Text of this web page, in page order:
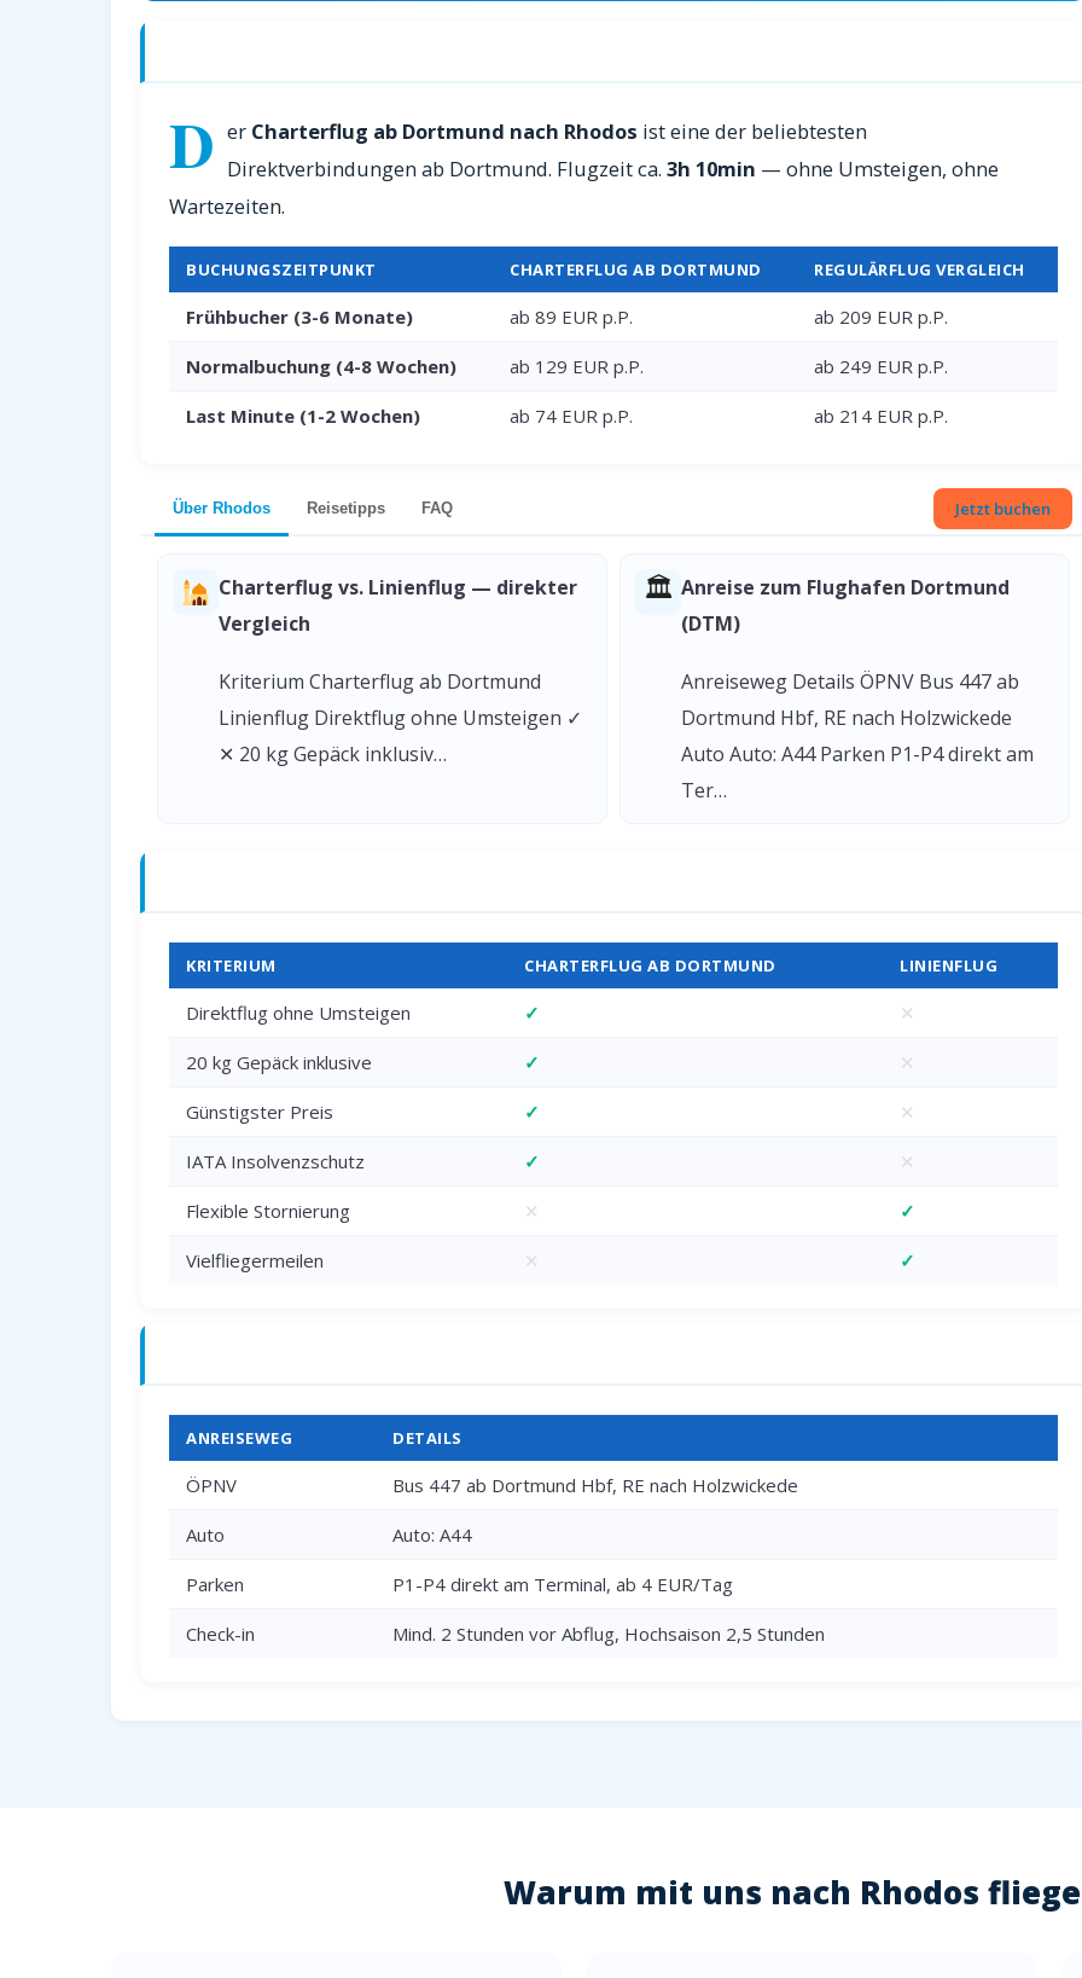
D er Charterflug ab Dortmund nach Rhodos ist eine der beliebtesten
Direktverbindungen ab Dortmund. Flugzeit ca. 3h 10min — ohne Umsteigen, ohne
Wartezeiten.
BUCHUNGSZEITPUNKT CHARTERFLUG AB DORTMUND REGULÄRFLUG VERGLEICH
Frühbucher (3-6 Monate) ab 89 EUR p.P. ab 209 EUR p.P.
Normalbuchung (4-8 Wochen) ab 129 EUR p.P. ab 249 EUR p.P.
Last Minute (1-2 Wochen) ab 74 EUR p.P. ab 214 EUR p.P.
Über Rhodos Reisetipps FAQ Jetzt buchen
Charterflug vs. Linienflug — direkter
Vergleich
Kriterium Charterflug ab Dortmund
Linienflug Direktflug ohne Umsteigen ✓
✕ 20 kg Gepäck inklusiv…
🏛 Anreise zum Flughafen Dortmund
(DTM)
Anreiseweg Details ÖPNV Bus 447 ab
Dortmund Hbf, RE nach Holzwickede
Auto Auto: A44 Parken P1-P4 direkt am
Ter…
KRITERIUM CHARTERFLUG AB DORTMUND LINIENFLUG
Direktflug ohne Umsteigen ✓ ✕
20 kg Gepäck inklusive ✓ ✕
Günstigster Preis ✓ ✕
IATA Insolvenzschutz ✓ ✕
Flexible Stornierung ✕ ✓
Vielfliegermeilen ✕ ✓
ANREISEWEG DETAILS
ÖPNV Bus 447 ab Dortmund Hbf, RE nach Holzwickede
Auto Auto: A44
Parken P1-P4 direkt am Terminal, ab 4 EUR/Tag
Check-in Mind. 2 Stunden vor Abflug, Hochsaison 2,5 Stunden
Warum mit uns nach Rhodos